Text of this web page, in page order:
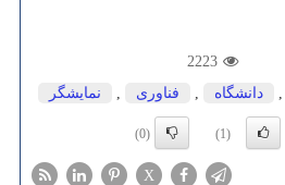
2223
, دانشگاه , فناوری , نمایشگر
(1)
(0)
X